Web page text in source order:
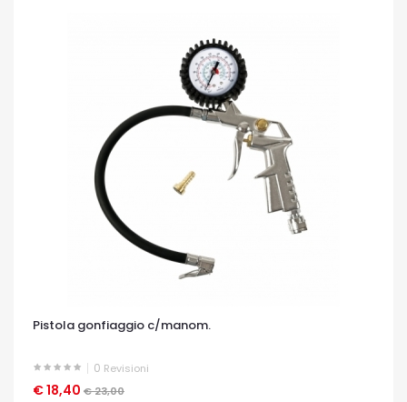
Pistola gonfiaggio c/manom.
0 Revisioni
€ 18,40 € 23,00
OCCHIATA VELOCE